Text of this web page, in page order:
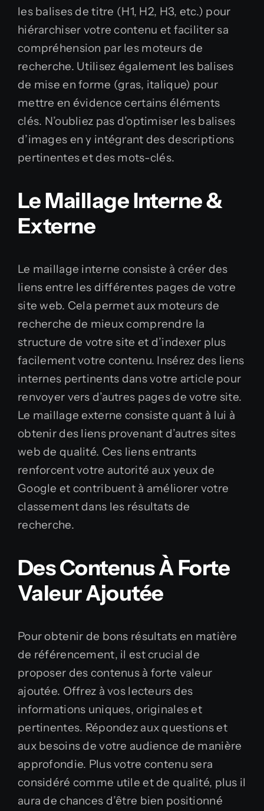
les balises de titre (H1, H2, H3, etc.) pour
hiérarchiser votre contenu et faciliter sa
compréhension par les moteurs de
recherche. Utilisez également les balises
de mise en forme (gras, italique) pour
mettre en évidence certains éléments
clés. N’oubliez pas d’optimiser les balises
d’images en y intégrant des descriptions
pertinentes et des mots-clés.
Le Maillage Interne &
Externe
Le maillage interne consiste à créer des
liens entre les différentes pages de votre
site web. Cela permet aux moteurs de
recherche de mieux comprendre la
structure de votre site et d’indexer plus
facilement votre contenu. Insérez des liens
internes pertinents dans votre article pour
renvoyer vers d’autres pages de votre site.
Le maillage externe consiste quant à lui à
obtenir des liens provenant d’autres sites
web de qualité. Ces liens entrants
renforcent votre autorité aux yeux de
Google et contribuent à améliorer votre
classement dans les résultats de
recherche.
Des Contenus À Forte
Valeur Ajoutée
Pour obtenir de bons résultats en matière
de référencement, il est crucial de
proposer des contenus à forte valeur
ajoutée. Offrez à vos lecteurs des
informations uniques, originales et
pertinentes. Répondez aux questions et
aux besoins de votre audience de manière
approfondie. Plus votre contenu sera
considéré comme utile et de qualité, plus il
aura de chances d’être bien positionné